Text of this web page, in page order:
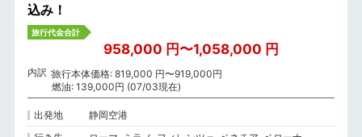
込み！
旅行代金合計
958,000 円〜1,058,000 円
内訳 旅行本体価格: 819,000 円〜919,000円
燃油: 139,000円 (07/03現在)
出発地
静岡空港